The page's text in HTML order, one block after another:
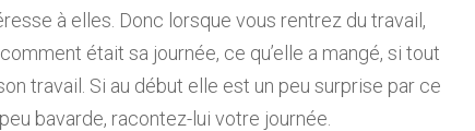
à elles. Donc lorsque vous rentrez du travail,
était sa journée, ce qu’elle a mangé, si tout
travail. Si au début elle est un peu surprise par ce
bavarde, racontez-lui votre journée.